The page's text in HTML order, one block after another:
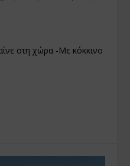
στη χώρα -Με κόκκινο